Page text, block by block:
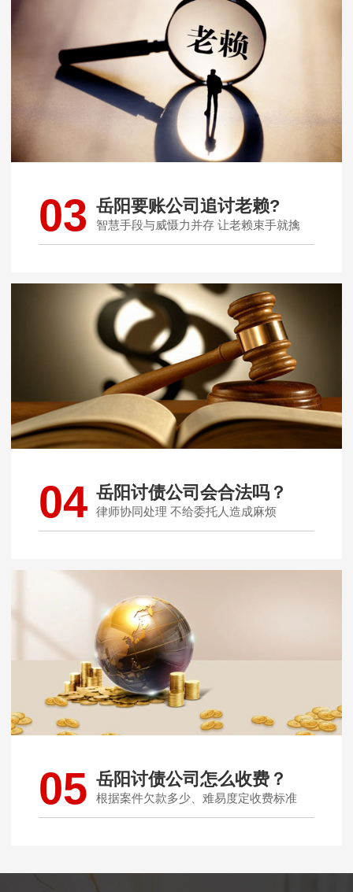
03 岳阳要账公司追讨老赖?
智慧手段与威慑力并存 让老赖束手就擒
04 岳阳讨债公司会合法吗？
律师协同处理 不给委托人造成麻烦
05 岳阳讨债公司怎么收费？
根据案件欠款多少、难易度定收费标准